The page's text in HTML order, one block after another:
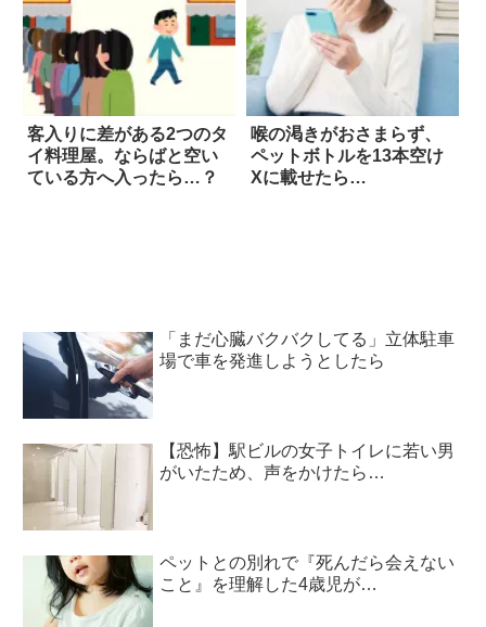
客入りに差がある2つのタ
イ料理屋。ならばと空い
ている方へ入ったら…？
喉の渇きがおさまらず、
ペットボトルを13本空け
Xに載せたら…
「まだ心臓バクバクしてる」立体駐車
場で車を発進しようとしたら
【恐怖】駅ビルの女子トイレに若い男
がいたため、声をかけたら…
ペットとの別れで『死んだら会えない
こと』を理解した4歳児が…